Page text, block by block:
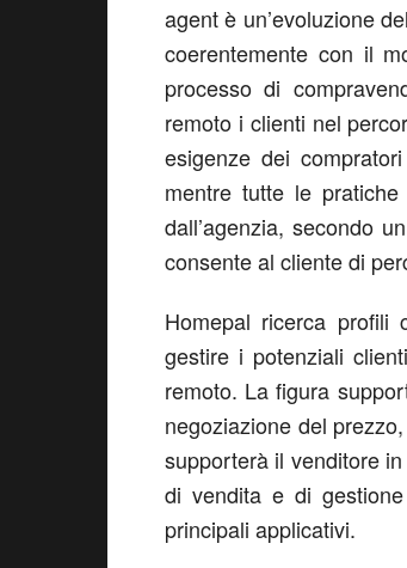
agent è un’evoluzione
coerentemente con il
processo di
remoto i clienti nel
esigenze dei
mentre tutte le
dall’agenzia, secondo
consente al cliente di
Homepal ricerca
gestire i potenziali
remoto. La figura
negoziazione del
supporterà il venditore
di vendita e di
principali applicativi.